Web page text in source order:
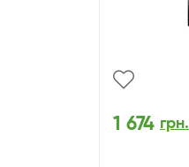
1 674 грн.